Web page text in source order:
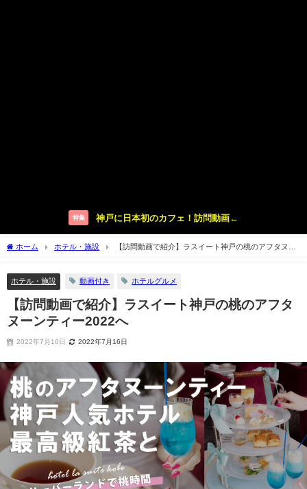
特集 神戸に日本初のカフェ！訪問動画←
ホーム ホテル・施設
【訪問動画で紹介】ラスイート神戸の桃のアフタヌー
ホテル・施設 動画付き ホテルグルメ
【訪問動画で紹介】ラスイート神戸の桃のアフタ
ヌーンティー2022へ
2022年7月16日 2022年7月16日